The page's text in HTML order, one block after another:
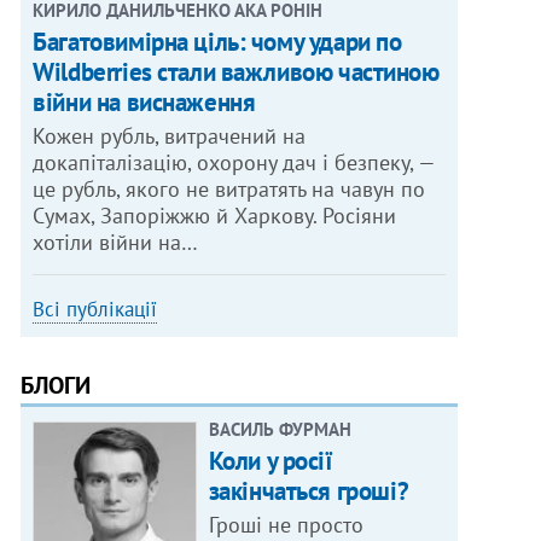
КИРИЛО ДАНИЛЬЧЕНКО АКА РОНІН
Багатовимірна ціль: чому удари по
Wildberries стали важливою частиною
війни на виснаження
Кожен рубль, витрачений на
докапіталізацію, охорону дач і безпеку, —
це рубль, якого не витратять на чавун по
Сумах, Запоріжжю й Харкову. Росіяни
хотіли війни на…
Всі публікації
БЛОГИ
ВАСИЛЬ ФУРМАН
Коли у росії
закінчаться гроші?
Гроші не просто